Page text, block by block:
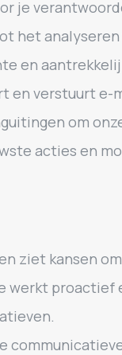
je
het
en
en verstuurt e-
om
acties en
ziet kansen
werkt proactief